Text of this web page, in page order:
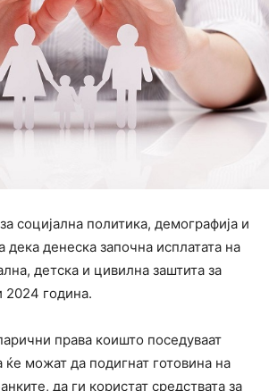
социјална политика, демографија и
денеска започна исплатата на
детска и цивилна заштита за
2024 година.
права коишто поседуваат
ќе можат да подигнат готовина на
да ги користат средствата за